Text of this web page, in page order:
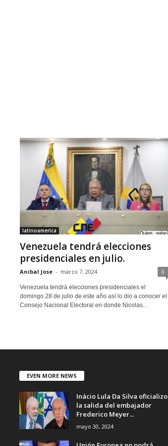
latinoamerica
Venezuela tendrá elecciones
presidenciales en julio.
Anibal Jose - marzo 7, 2024 0
Venezuela tendrá elecciones presidenciales el
domingo 28 de julio de este año así lo dio a conocer el
Consejo Nacional Electoral en donde Nicolas...
EVEN MORE NEWS
Inácio Lula Da Silva oficializo
la salida del embajador
Frederico Meyer...
mayo 30, 2024